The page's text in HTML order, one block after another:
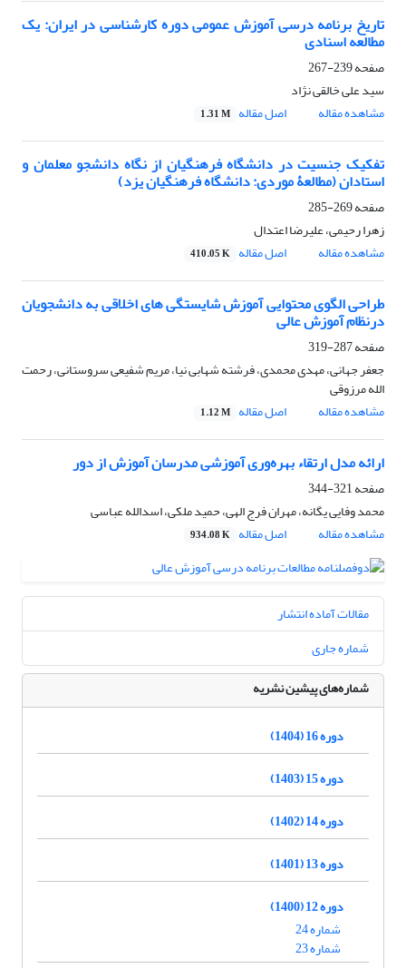
تاریخ برنامه درسی آموزش عمومی دوره کارشناسی در ایران: یک
مطالعه اسنادی
صفحه239-267
سید علی خالقی نژاد
مشاهده مقاله
اصل مقاله 1.31 M
تفکیک جنسیت در دانشگاه فرهنگیان از نگاه دانشجو معلمان و
استادان (مطالعۀ موردی: دانشگاه فرهنگیان یزد)
صفحه269-285
زهرا رحیمی، علیرضا اعتدال
مشاهده مقاله
اصل مقاله 410.05 K
طراحی الگوی محتوایی آموزش شایستگی های اخلاقی به دانشجویان
درنظام آموزش عالی
صفحه287-319
جعفر جهانی، مهدی محمدی، فرشته شهابی نیا، مریم شفیعی سروستانی، رحمت
الله مرزوقی
مشاهده مقاله
اصل مقاله 1.12 M
ارائه مدل ارتقاء بهره‌وری آموزشی مدرسان آموزش از دور
صفحه321-344
محمد وفایی یگانه، مهران فرج الهی، حمید ملکی، اسدالله عباسی
مشاهده مقاله
اصل مقاله 934.08 K
مقالات آماده انتشار
شماره جاری
شماره‌های پیشین نشریه
دوره 16 (1404)
دوره 15 (1403)
دوره 14 (1402)
دوره 13 (1401)
دوره 12 (1400)
شماره 24
شماره 23